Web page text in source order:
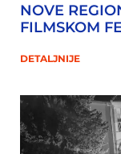
NOVE
FILMSKOM
DETALJNIJE